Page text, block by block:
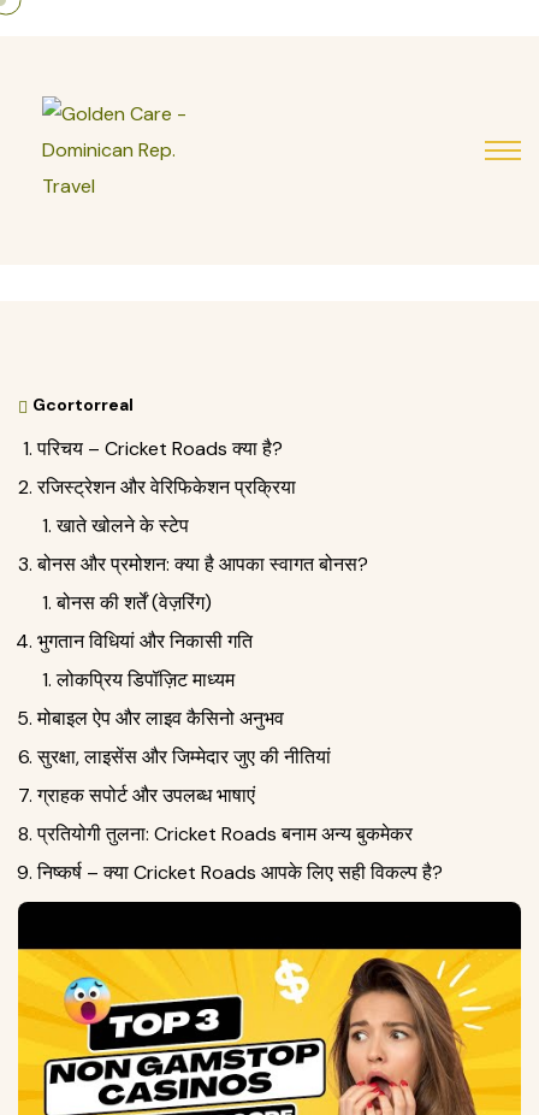
Gcortorreal
परिचय – Cricket Roads क्या है?
रजिस्ट्रेशन और वेरिफिकेशन प्रक्रिया
खाते खोलने के स्टेप
बोनस और प्रमोशन: क्या है आपका स्वागत बोनस?
बोनस की शर्तें (वेज़रिंग)
भुगतान विधियां और निकासी गति
लोकप्रिय डिपॉज़िट माध्यम
मोबाइल ऐप और लाइव कैसिनो अनुभव
सुरक्षा, लाइसेंस और जिम्मेदार जुए की नीतियां
ग्राहक सपोर्ट और उपलब्ध भाषाएं
प्रतियोगी तुलना: Cricket Roads बनाम अन्य बुकमेकर
निष्कर्ष – क्या Cricket Roads आपके लिए सही विकल्प है?